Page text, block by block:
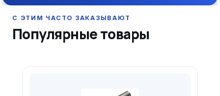
Популярные товары